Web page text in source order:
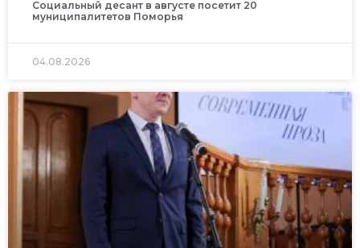
Социальный десант в августе посетит 20
муниципалитетов Поморья
04.08.2026